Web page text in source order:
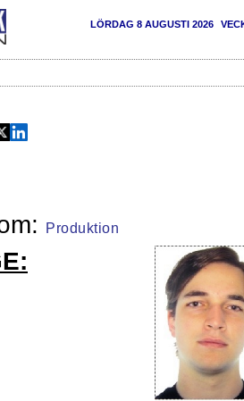
LÖRDAG 8 AUGUSTI 2026
Produktion